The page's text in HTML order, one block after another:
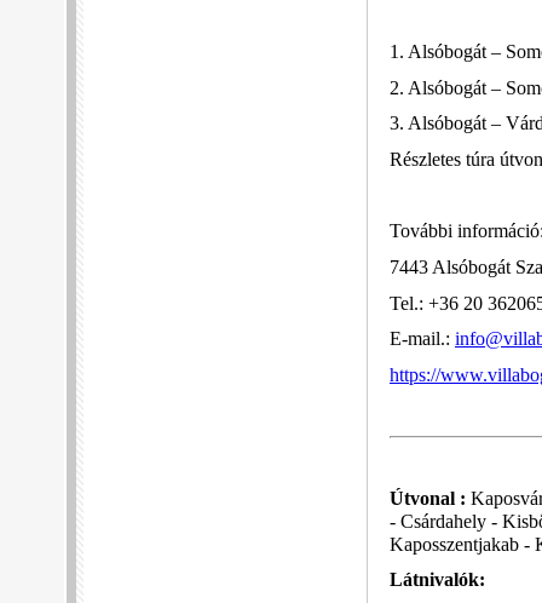
1. Alsóbogát –
2. Alsóbogát –
3. Alsóbogát –
Részletes túra
További
7443 Alsóbogát
Tel.: +36 20
E-mail.:
https://
Útvonal :
- Csárdahely -
Kaposszentjakab -
Látnivalók: